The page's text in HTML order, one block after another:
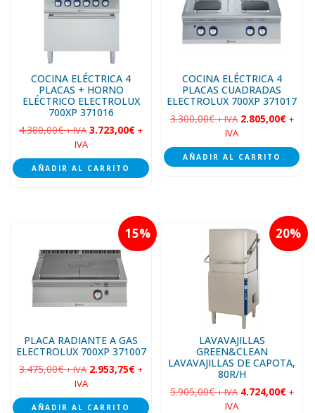
COCINA ELÉCTRICA 4
PLACAS + HORNO
ELÉCTRICO ELECTROLUX
700XP 371016
4.380,00€ + IVA 3.723,00€ +
IVA
AÑADIR AL CARRITO
COCINA ELÉCTRICA 4
PLACAS CUADRADAS
ELECTROLUX 700XP 371017
3.300,00€ + IVA 2.805,00€ +
IVA
AÑADIR AL CARRITO
15
PLACA RADIANTE A GAS
ELECTROLUX 700XP 371007
3.475,00€ + IVA 2.953,75€ +
IVA
AÑADIR AL CARRITO
20
LAVAVAJILLAS
GREEN&CLEAN
LAVAVAJILLAS DE CAPOTA,
80R/H
5.905,00€ + IVA 4.724,00€ +
IVA